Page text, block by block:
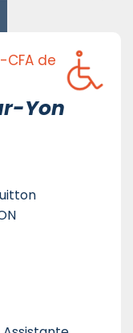
CFA de
Yon